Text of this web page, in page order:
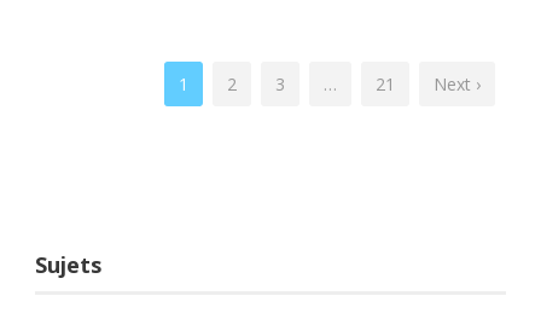
1 2 3 … 21 Next ›
Sujets